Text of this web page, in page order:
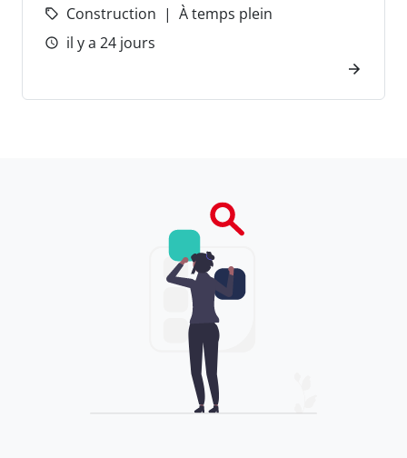
Construction
À temps plein
il y a 24 jours